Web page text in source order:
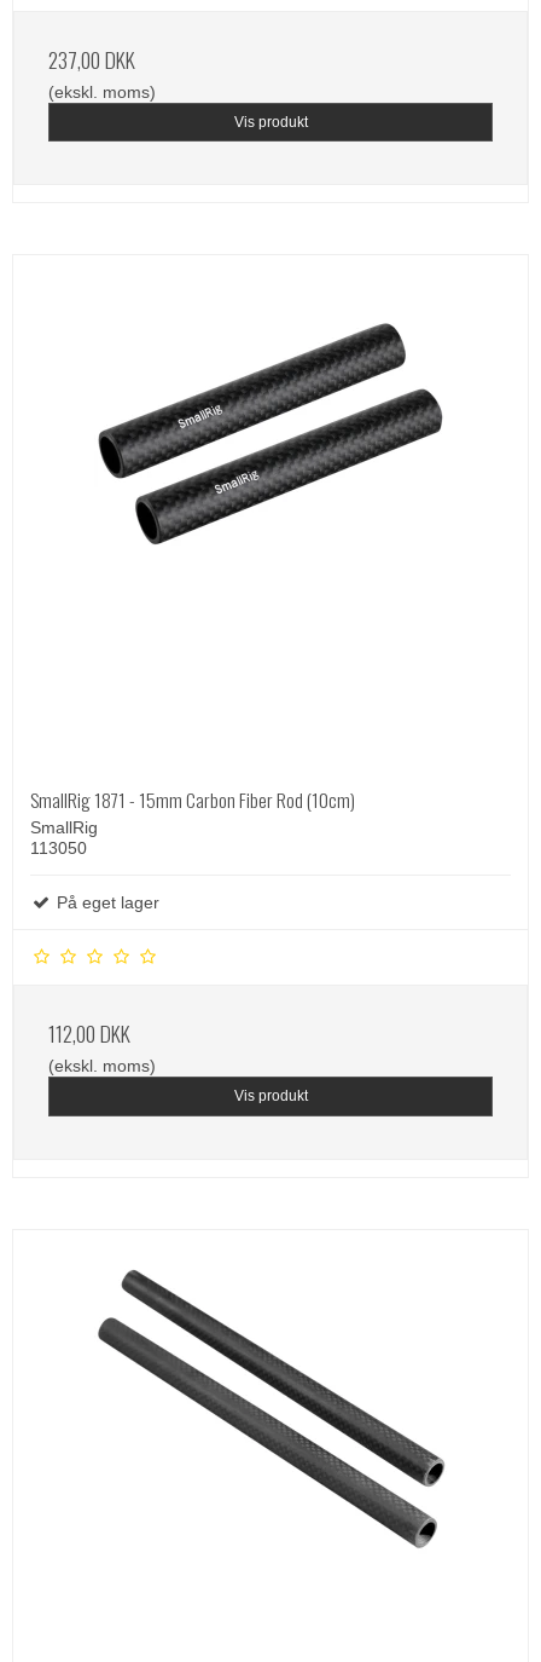
237,00 DKK
(ekskl. moms)
Vis produkt
SmallRig 1871 - 15mm Carbon Fiber Rod (10cm)
SmallRig
113050
På eget lager
112,00 DKK
(ekskl. moms)
Vis produkt